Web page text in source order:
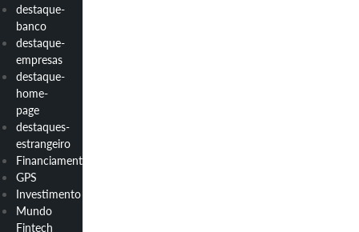
destaque-
banco
destaque-
empresas
destaque-
home-
page
destaques-
estrangeiro
Financiamento
GPS
Investimento
Mundo
Fintech